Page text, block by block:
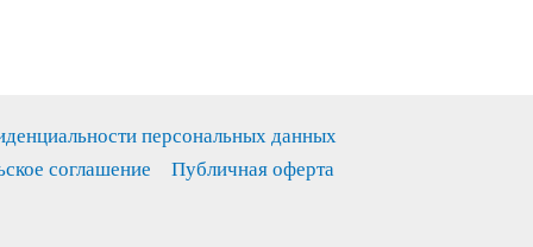
персональных данных
соглашение
Публичная оферта